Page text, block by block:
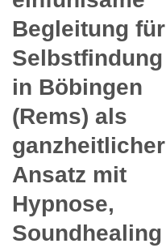
Begleitung für
Selbstfindung
in Böbingen
(Rems) als
ganzheitlicher
Ansatz mit
Hypnose,
Soundhealing